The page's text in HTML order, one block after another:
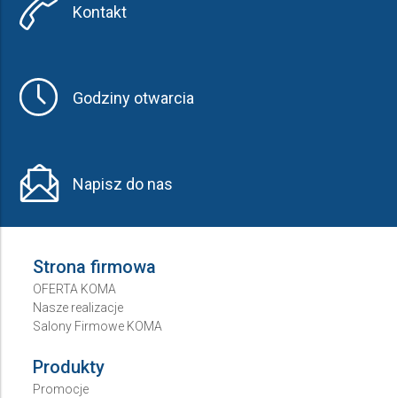
Kontakt
Godziny otwarcia
Napisz do nas
Strona firmowa
OFERTA KOMA
Nasze realizacje
Salony Firmowe KOMA
Produkty
Promocje